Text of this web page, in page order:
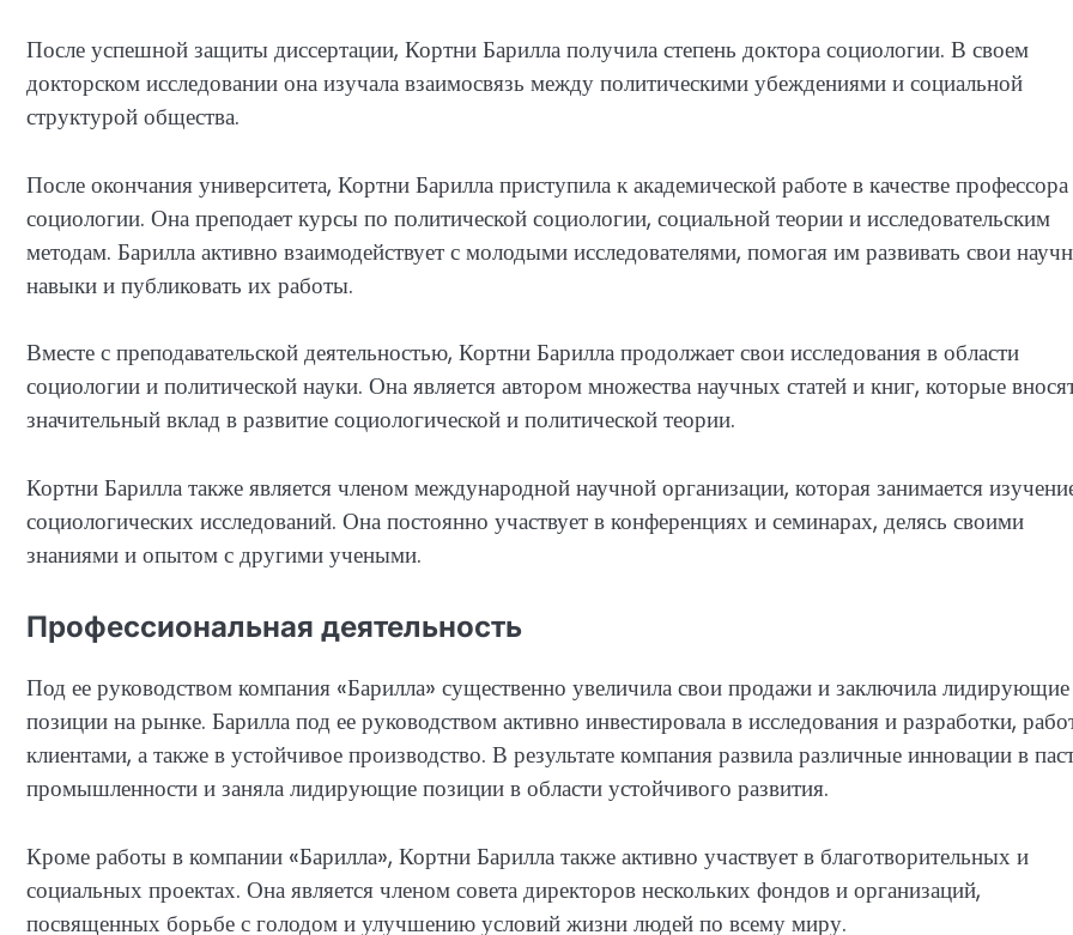
После успешной защиты диссертации, Кортни Барилла получила степень доктора социологии. В своем
докторском исследовании она изучала взаимосвязь между политическими убеждениями и социальной
структурой общества.
После окончания университета, Кортни Барилла приступила к академической работе в качестве профессора
социологии. Она преподает курсы по политической социологии, социальной теории и исследовательским
методам. Барилла активно взаимодействует с молодыми исследователями, помогая им развивать свои
навыки и публиковать их работы.
Вместе с преподавательской деятельностью, Кортни Барилла продолжает свои исследования в области
социологии и политической науки. Она является автором множества научных статей и книг, которые
значительный вклад в развитие социологической и политической теории.
Кортни Барилла также является членом международной научной организации, которая занимается
социологических исследований. Она постоянно участвует в конференциях и семинарах, делясь своими
знаниями и опытом с другими учеными.
Профессиональная деятельность
Под ее руководством компания «Барилла» существенно увеличила свои продажи и заключила лидирующие
позиции на рынке. Барилла под ее руководством активно инвестировала в исследования и разработки,
клиентами, а также в устойчивое производство. В результате компания развила различные инновации в
промышленности и заняла лидирующие позиции в области устойчивого развития.
Кроме работы в компании «Барилла», Кортни Барилла также активно участвует в благотворительных и
социальных проектах. Она является членом совета директоров нескольких фондов и организаций,
посвященных борьбе с голодом и улучшению условий жизни людей по всему миру.